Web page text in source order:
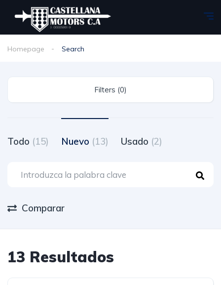
Homepage Search
Filters (0)
Todo (15) Nuevo (13) Usado (2)
Comparar
13 Resultados